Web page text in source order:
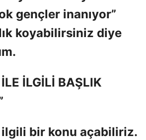
gençler inanıyor”
koyabilirsiniz diye
İLGİLİ BAŞLIK
bir konu açabiliriz.